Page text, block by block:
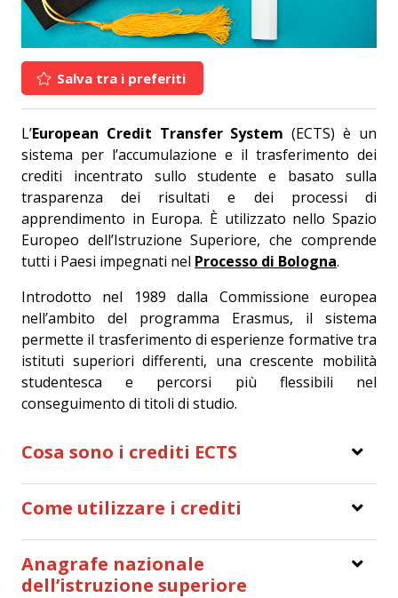
Salva tra i preferiti
L’European Credit Transfer System (ECTS) è un
sistema per l’accumulazione e il trasferimento dei
crediti incentrato sullo studente e basato sulla
trasparenza dei risultati e dei processi di
apprendimento in Europa. È utilizzato nello Spazio
Europeo dell’Istruzione Superiore, che comprende
tutti i Paesi impegnati nel Processo di Bologna.
Introdotto nel 1989 dalla Commissione europea
nell’ambito del programma Erasmus, il sistema
permette il trasferimento di esperienze formative tra
istituti superiori differenti, una crescente mobilità
studentesca e percorsi più flessibili nel
conseguimento di titoli di studio.
Cosa sono i crediti ECTS
Come utilizzare i crediti
Anagrafe nazionale
dell’istruzione superiore